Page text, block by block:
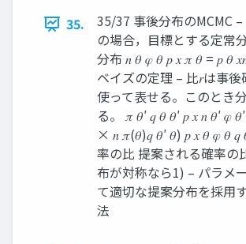
35.
35/37 事後分布のMCMC
の場合，目標とする定常
分布 𝑛 𝜃 𝜑 𝜃 𝑝 𝑥 𝜋 𝜃 = 𝑝 𝜃
ベイズの定理 – 比𝑟は事後
使って表せる。このとき
る。 𝜋 𝜃′ 𝑞 𝜃 𝜃′ 𝑝 𝑥 𝑛 𝜃′ 𝜑
× 𝑛 𝜋(𝜃)𝑞 𝜃′ 𝜃) 𝑝 𝑥 𝜃 𝜑 𝜃 𝑞
率の比 提案される確率の
布が対称なら1) – パラメ
て適切な提案分布を採用
法